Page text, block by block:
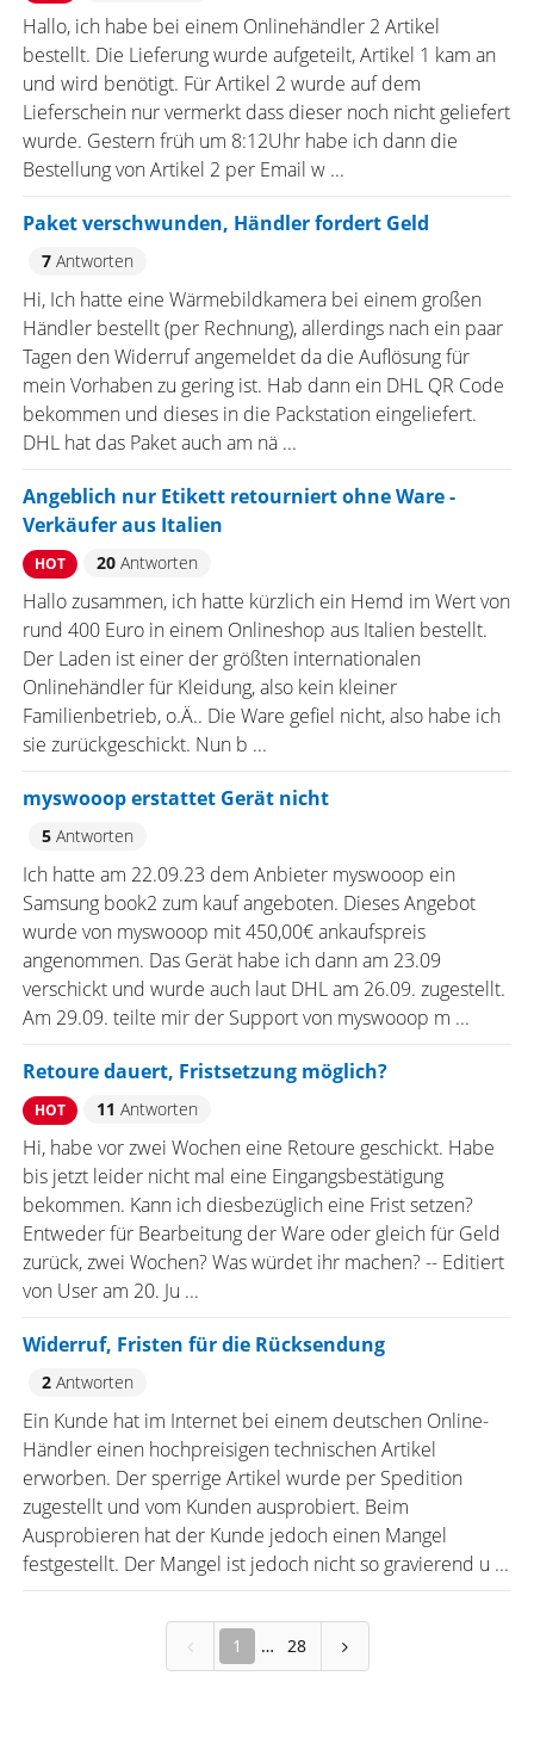
Hallo, ich habe bei einem Onlinehändler 2 Artikel
bestellt. Die Lieferung wurde aufgeteilt, Artikel 1 kam an
und wird benötigt. Für Artikel 2 wurde auf dem
Lieferschein nur vermerkt dass dieser noch nicht geliefert
wurde. Gestern früh um 8:12Uhr habe ich dann die
Bestellung von Artikel 2 per Email w ...
Paket verschwunden, Händler fordert Geld
7Antworten
Hi, Ich hatte eine Wärmebildkamera bei einem großen
Händler bestellt (per Rechnung), allerdings nach ein paar
Tagen den Widerruf angemeldet da die Auflösung für
mein Vorhaben zu gering ist. Hab dann ein DHL QR Code
bekommen und dieses in die Packstation eingeliefert.
DHL hat das Paket auch am nä ...
Angeblich nur Etikett retourniert ohne Ware -
Verkäufer aus Italien
HOT 20Antworten
Hallo zusammen, ich hatte kürzlich ein Hemd im Wert von
rund 400 Euro in einem Onlineshop aus Italien bestellt.
Der Laden ist einer der größten internationalen
Onlinehändler für Kleidung, also kein kleiner
Familienbetrieb, o.Ä.. Die Ware gefiel nicht, also habe ich
sie zurückgeschickt. Nun b ...
myswooop erstattet Gerät nicht
5Antworten
Ich hatte am 22.09.23 dem Anbieter myswooop ein
Samsung book2 zum kauf angeboten. Dieses Angebot
wurde von myswooop mit 450,00€ ankaufspreis
angenommen. Das Gerät habe ich dann am 23.09
verschickt und wurde auch laut DHL am 26.09. zugestellt.
Am 29.09. teilte mir der Support von myswooop m ...
Retoure dauert, Fristsetzung möglich?
HOT 11 Antworten
Hi, habe vor zwei Wochen eine Retoure geschickt. Habe
bis jetzt leider nicht mal eine Eingangsbestätigung
bekommen. Kann ich diesbezüglich eine Frist setzen?
Entweder für Bearbeitung der Ware oder gleich für Geld
zurück, zwei Wochen? Was würdet ihr machen? -- Editiert
von User am 20. Ju ...
Widerruf, Fristen für die Rücksendung
2Antworten
Ein Kunde hat im Internet bei einem deutschen Online-
Händler einen hochpreisigen technischen Artikel
erworben. Der sperrige Artikel wurde per Spedition
zugestellt und vom Kunden ausprobiert. Beim
Ausprobieren hat der Kunde jedoch einen Mangel
festgestellt. Der Mangel ist jedoch nicht so gravierend u ...
1 28